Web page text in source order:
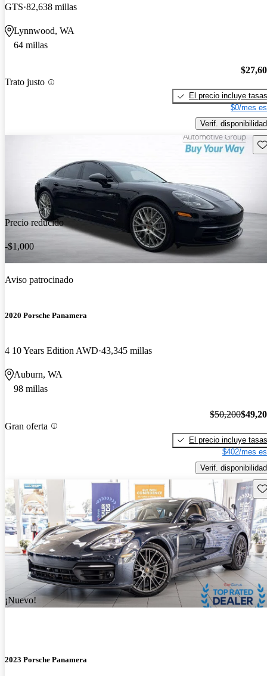
GTS 82,638 millas
Lynnwood, WA
64 millas
Trato justo
El precio incluye tasas
$0/mes
Verif. disponibilidad
Precio reducido
-$1,000
Aviso patrocinado
2020 Porsche Panamera
4 10 Years Edition AWD 43,345 millas
Auburn, WA
98 millas
Gran oferta
$50,200
El precio incluye tasas
$402/mes
Verif. disponibilidad
¡Nuevo!
2023 Porsche Panamera